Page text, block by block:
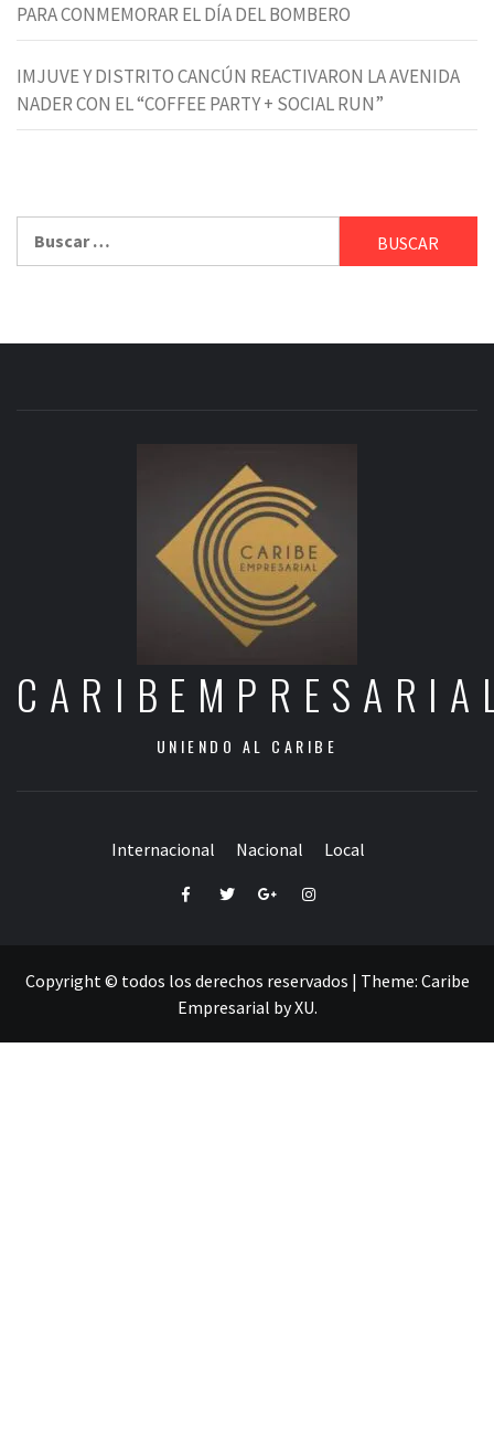
PARA CONMEMORAR EL DÍA DEL BOMBERO
IMJUVE Y DISTRITO CANCÚN REACTIVARON LA AVENIDA
NADER CON EL “COFFEE PARTY + SOCIAL RUN”
UNIENDO AL CARIBE
Internacional Nacional Local
FacebookTwitterGoogle+Instagram
Copyright © todos los derechos reservados | Theme: Caribe
Empresarial byXU.